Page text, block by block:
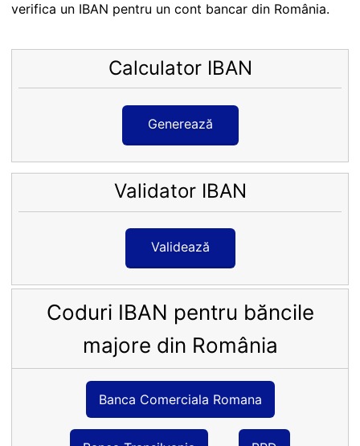
verifica un IBAN pentru un cont bancar din România.
Calculator IBAN
Generează
Validator IBAN
Validează
Coduri IBAN pentru băncile
majore din România
Banca Comerciala Romana